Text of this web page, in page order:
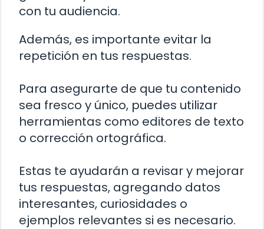
con tu audiencia.
Además, es importante evitar la
repetición en tus respuestas.
Para asegurarte de que tu contenido
sea fresco y único, puedes utilizar
herramientas como editores de texto
o corrección ortográfica.
Estas te ayudarán a revisar y mejorar
tus respuestas, agregando datos
interesantes, curiosidades o
ejemplos relevantes si es necesario.